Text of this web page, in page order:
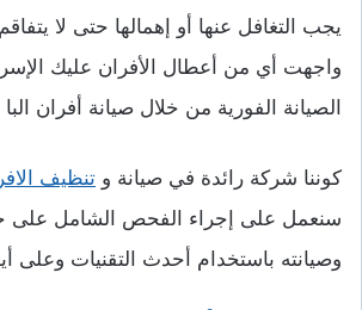
يجب التغافل عنها أو إهمالها حتى لا
واجهت أي من أعطال الأفران عليك
الصيانة الفورية من خلال صيانة أفران البا
كوننا شركة رائدة في صيانة و تنظيف
سنعمل على إجراء الفحص الشامل على
وصيانته باستخدام أحدث التقنيات